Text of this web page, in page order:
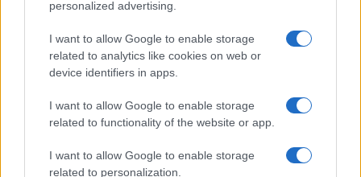
personalized advertising.
I want to allow Google to enable storage
related to analytics like cookies on web or
device identifiers in apps.
I want to allow Google to enable storage
related to functionality of the website or app.
I want to allow Google to enable storage
related to personalization.
Η σχέση αυτή, ωστόσο, εγκυμονεί κινδύνους
εξάρτησης, όπως φάνηκε από τους πρόσφατους
κινεζικούς περιορισμούς στις εφοδιαστικές
αλυσίδες, οι οποίοι ανέδειξαν τα κενά της Ινδίας
στην παραγωγή ημιαγωγών.